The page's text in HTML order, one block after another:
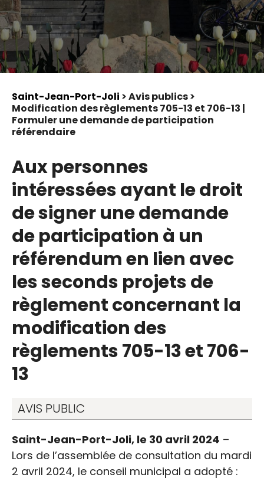
Saint-Jean-Port-Joli > Avis publics >
Modification des règlements 705-13 et 706-13 |
Formuler une demande de participation
référendaire
Aux personnes
intéressées ayant le droit
de signer une demande
de participation à un
référendum en lien avec
les seconds projets de
règlement concernant la
modification des
règlements 705-13 et 706-
13
AVIS PUBLIC
Saint-Jean-Port-Joli, le 30 avril 2024 –
Lors de l’assemblée de consultation du mardi
2 avril 2024, le conseil municipal a adopté :